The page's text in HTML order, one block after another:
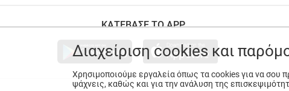
ΚΑΤΕΒΑΣΕ ΤΟ APP
Διαχείριση cookies και
Χρησιμοποιούμε εργαλεία όπως τα cookies για να σου
ψάχνεις, καθώς και για την ανάλυση της